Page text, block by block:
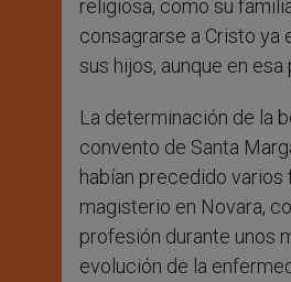
religiosa, como su
consagrarse a Cristo ya
sus hijos, aunque en
La determinación de la
convento de Santa
habían precedido
magisterio en Novara,
profesión durante unos
evolución de la